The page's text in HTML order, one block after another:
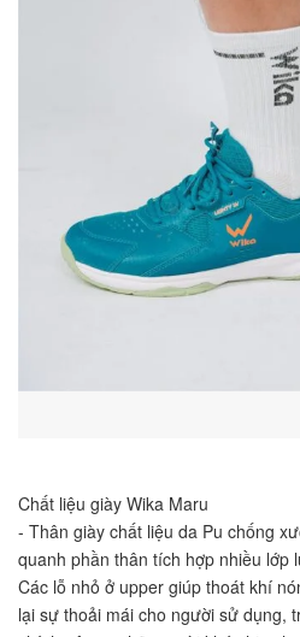
Chất liệu giày Wika Maru
- Thân giày chất liệu da Pu chống
quanh phần thân tích hợp nhiều lớp
Các lỗ nhỏ ở upper giúp thoát khí
lại sự thoải mái cho người sử dụng,